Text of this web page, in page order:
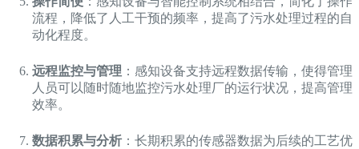
流程，降低了人工干预的频率，提高了污水处理过程的自
动化程度。
远程监控与管理 ：感知设备支持远程数据传输，使得管理
人员可以随时随地监控污水处理厂的运行状况，提高管理
效率。
数据积累与分析 ：长期积累的传感器数据为后续的工艺优